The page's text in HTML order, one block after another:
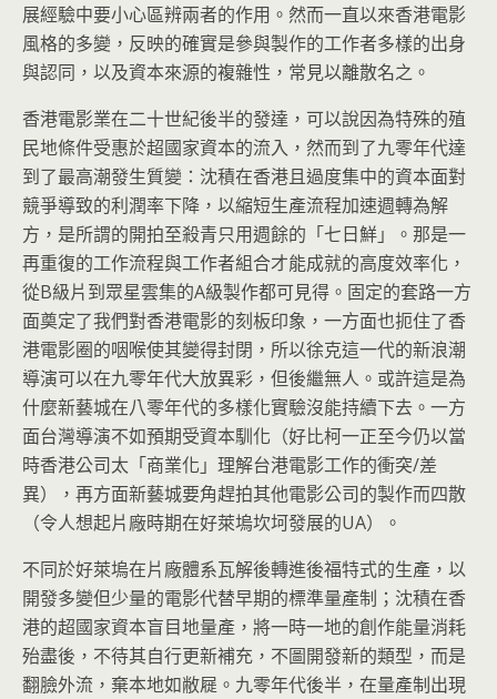
展經驗中要小心區辨兩者的作用。 然而一直以來香港電影
風格的多變， 反映的確實是參與製作的工作者多樣的出身
與認同， 以及資本來源的複雜性，常見以離散名之。
香港電影業在二十世紀後半的發達， 可以說因為特殊的殖
民地條件受惠於超國家資本的流入， 然而到了九零年代達
到了最高潮發生質變： 沈積在香港且過度集中的資本面對
競爭導致的利潤率下降， 以縮短生產流程加速週轉為解
方，是所謂的開拍至殺青只用週餘的「七日鮮」。 那是一
再重復的工作流程與工作者組合才能成就的高度效率化，
從B級片到眾星雲集的A級製作都可見得。 固定的套路一方
面奠定了我們對香港電影的刻板印象， 一方面也扼住了香
港電影圈的咽喉使其變得封閉， 所以徐克這一代的新浪潮
導演可以在九零年代大放異彩， 但後繼無人。 或許這是為
什麼新藝城在八零年代的多樣化實驗沒能持續下去。 一方
面台灣導演不如預期受資本馴化（好比柯一正至今仍以當
時香港公司太「商業化」 理解台港電影工作的衝突/差
異）， 再方面新藝城要角趕拍其他電影公司的製作而四散
（令人想起片廠時期在好萊塢坎坷發展的UA）。
不同於好萊塢在片廠體系瓦解後轉進後福特式的生產， 以
開發多變但少量的電影代替早期的標準量產制； 沈積在香
港的超國家資本盲目地量產， 將一時一地的創作能量消耗
殆盡後，不待其自行更新補充， 不圖開發新的類型，而是
翻臉外流，棄本地如敝屣。九零年代後半， 在量產制出現